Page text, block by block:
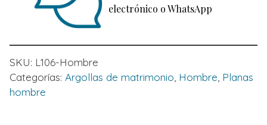
electrónico o WhatsApp
SKU: L106-Hombre
Categorías: Argollas de matrimonio Hombre Planas
hombre